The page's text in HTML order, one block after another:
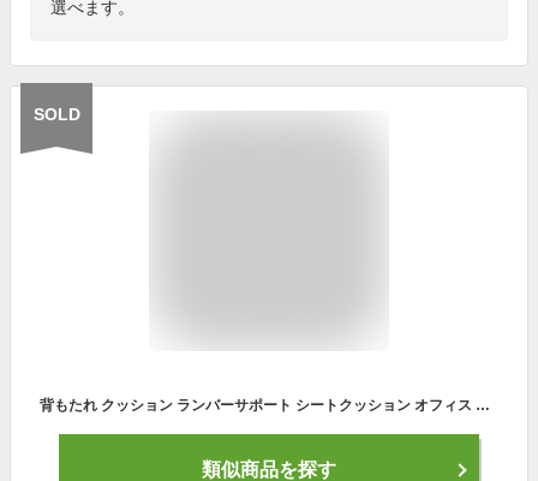
選べます。
SOLD
背もたれ クッション ランバーサポート シートクッション オフィス 椅子 イス 腰痛 腰用クッション 骨盤クッション 低反発 椅子 オフィス 腰痛 姿勢 車 低反発 長距離運転 オフィス 腰枕
類似商品を探す